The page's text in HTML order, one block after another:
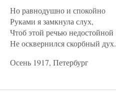
Но равнодушно и спокойно
Руками я замкнула слух,
Чтоб этой речью недостойной
Не осквернился скорбный дух.
Осень 1917, Петербург